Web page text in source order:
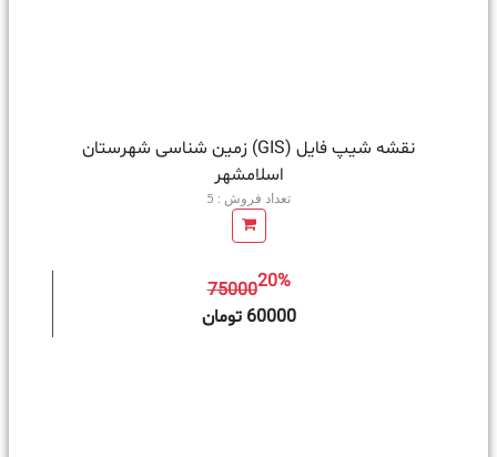
نقشه شیپ فایل (GIS) زمین‌ شناسی شهرستان
اسلامشهر
تعداد فروش : 5
7500020%
60000 تومان